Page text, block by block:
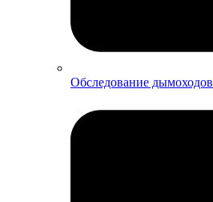
Обследование дымоходов